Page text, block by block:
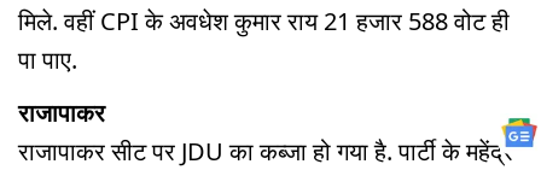
मिले. वहीं CPI के अवधेश कुमार राय 21 हजार 588 वोट ही
पा पाए.
राजापाकर
राजापाकर सीट पर JDU का कब्जा हो गया है. पार्टी के महेंद्र